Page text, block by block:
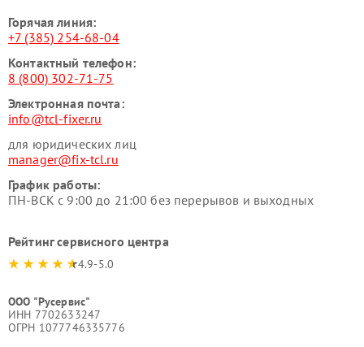
Горячая линия:
+7 (385) 254-68-04
Контактный телефон:
8 (800) 302-71-75
Электронная почта:
info@tcl-fixer.ru
для юридических лиц
manager@fix-tcl.ru
График работы:
ПН-ВСК с 9:00 до 21:00 без перерывов и выходных
Рейтинг сервисного центра
4.9-5.0
ООО "Русервис"
ИНН 7702633247
ОГРН 1077746335776